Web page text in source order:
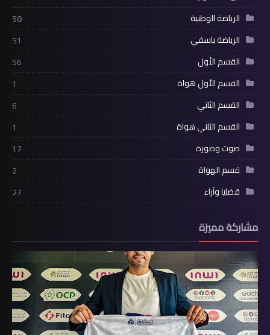
الرياضة الوطنية
58
الرياضة باسفي
51
القسم الأول
56
القسم الأول هواة
1
القسم الثاني
6
القسم الثاني هواة
1
صوت وصورة
17
قسم الهواة
2
قضايا وآراء
27
مشاركة مميزة